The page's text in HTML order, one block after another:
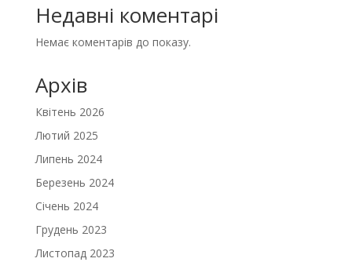
Недавні коментарі
Немає коментарів до показу.
Архів
Квітень 2026
Лютий 2025
Липень 2024
Березень 2024
Січень 2024
Грудень 2023
Листопад 2023